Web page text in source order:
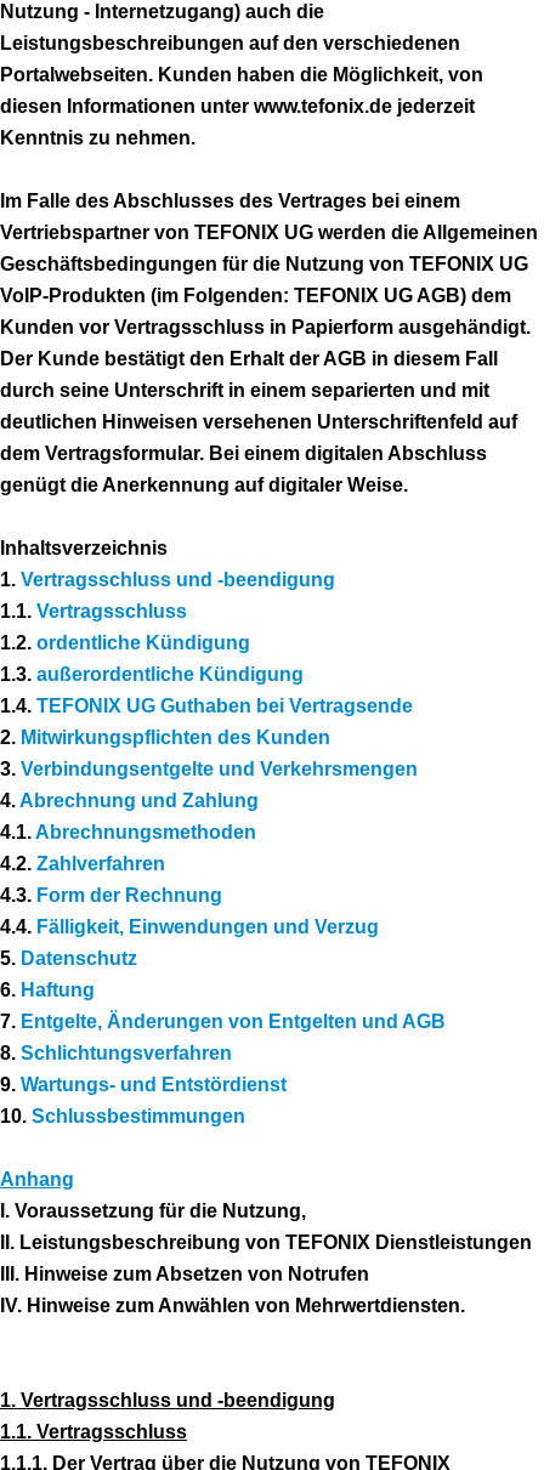
Nutzung - Internetzugang) auch die
Leistungsbeschreibungen auf den verschiedenen
Portalwebseiten. Kunden haben die Möglichkeit, von
diesen Informationen unter www.tefonix.de jederzeit
Kenntnis zu nehmen.
Im Falle des Abschlusses des Vertrages bei einem
Vertriebspartner von TEFONIX UG werden die Allgemeinen
Geschäftsbedingungen für die Nutzung von TEFONIX UG
VoIP-Produkten (im Folgenden: TEFONIX UG AGB) dem
Kunden vor Vertragsschluss in Papierform ausgehändigt.
Der Kunde bestätigt den Erhalt der AGB in diesem Fall
durch seine Unterschrift in einem separierten und mit
deutlichen Hinweisen versehenen Unterschriftenfeld auf
dem Vertragsformular. Bei einem digitalen Abschluss
genügt die Anerkennung auf digitaler Weise.
Inhaltsverzeichnis
1. Vertragsschluss und -beendigung
1.1. Vertragsschluss
1.2. ordentliche Kündigung
1.3. außerordentliche Kündigung
1.4. TEFONIX UG Guthaben bei Vertragsende
2. Mitwirkungspflichten des Kunden
3. Verbindungsentgelte und Verkehrsmengen
4.Abrechnung und Zahlung
4.1.Abrechnungsmethoden
4.2. Zahlverfahren
4.3. Form der Rechnung
4.4. Fälligkeit, Einwendungen und Verzug
5. Datenschutz
6. Haftung
7. Entgelte, Änderungen von Entgelten und AGB
8. Schlichtungsverfahren
9. Wartungs- und Entstördienst
10. Schlussbestimmungen
Anhang
I. Voraussetzung für die Nutzung,
II. Leistungsbeschreibung von TEFONIX Dienstleistungen
III. Hinweise zum Absetzen von Notrufen
IV. Hinweise zum Anwählen von Mehrwertdiensten.
1. Vertragsschluss und -beendigung
1.1. Vertragsschluss
1.1.1. Der Vertrag über die Nutzung von TEFONIX